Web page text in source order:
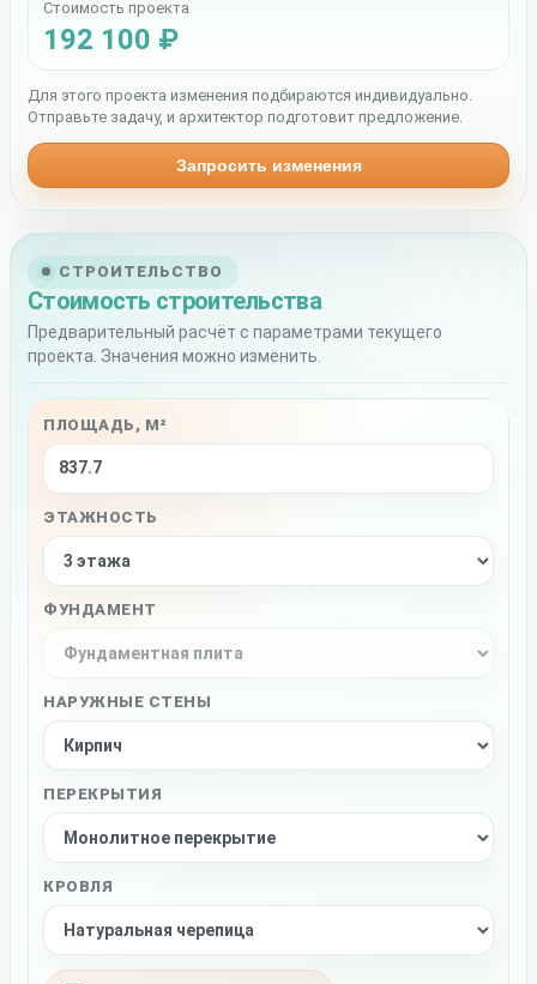
СТРОИТЕЛЬСТВО
Стоимость строительства
Предварительный расчёт с параметрами текущего
проекта. Значения можно изменить.
ПЛОЩАДЬ, М²
ЭТАЖНОСТЬ
ФУНДАМЕНТ
НАРУЖНЫЕ СТЕНЫ
ПЕРЕКРЫТИЯ
КРОВЛЯ
Стоимость проекта
192 100 ₽
Для этого проекта изменения подбираются индивидуально.
Отправьте задачу, и архитектор подготовит предложение.
Запросить изменения